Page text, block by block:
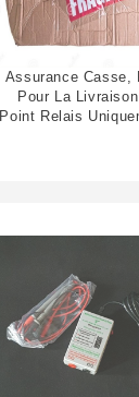
Assurance Casse,
Pour La
Point Relais